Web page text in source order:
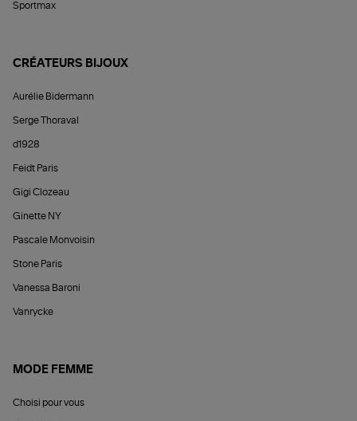
Sportmax
CRÉATEURS BIJOUX
Aurélie Bidermann
Serge Thoraval
d1928
Feidt Paris
Gigi Clozeau
Ginette NY
Pascale Monvoisin
Stone Paris
Vanessa Baroni
Vanrycke
MODE FEMME
Choisi pour vous